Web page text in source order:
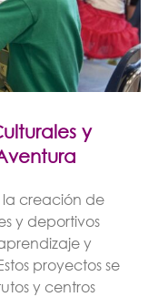
y
creación de
y deportivos
y
proyectos se
y centros